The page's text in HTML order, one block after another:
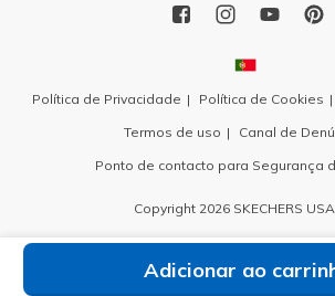
Adicionar ao
Política de Privacidade Política de Cookies
Termos de uso
Canal de
Ponto de contacto para Segurança
Copyright 2026 SKECHERS